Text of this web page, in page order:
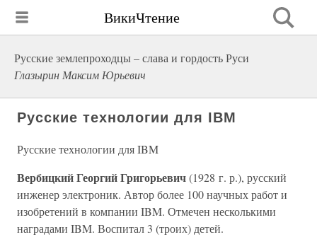
ВикиЧтение
Русские землепроходцы – слава и гордость Руси
Глазырин Максим Юрьевич
Русские технологии для IBM
Русские технологии для IBM
Вербицкий Георгий Григорьевич(1928 г. р.), русский
инженер электроник. Автор более 100 научных работ и
изобретений в компании IBM. Отмечен несколькими
наградами IBM. Воспитал 3 (троих) детей.